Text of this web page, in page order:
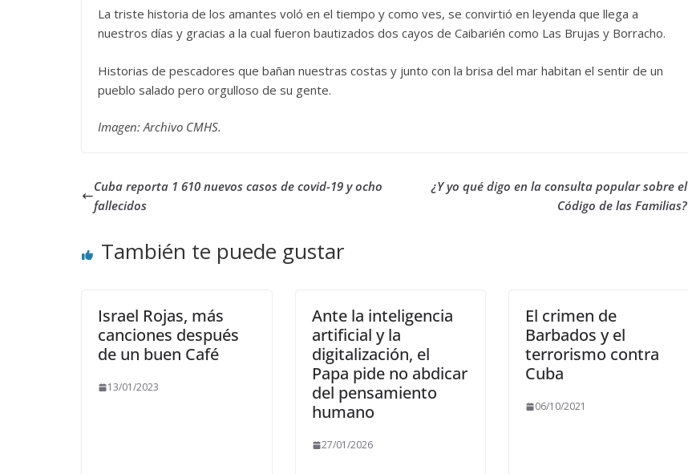
La triste historia de los amantes voló en el tiempo y como ves, se convirtió en leyenda que llega a
nuestros días y gracias a la cual fueron bautizados dos cayos de Caibarién como Las Brujas y Borracho.
Historias de pescadores que bañan nuestras costas y junto con la brisa del mar habitan el sentir de un
pueblo salado pero orgulloso de su gente.
Imagen: Archivo CMHS.
Cuba reporta 1 610 nuevos casos de covid-19 y ocho
fallecidos
¿Y yo qué digo en la consulta popular sobre el
Código de las Familias?
También te puede gustar
Israel Rojas, más
canciones después
de un buen Café
13/01/2023
Ante la inteligencia
artificial y la
digitalización, el
Papa pide no abdicar
del pensamiento
humano
27/01/2026
El crimen de
Barbados y el
terrorismo contra
Cuba
06/10/2021